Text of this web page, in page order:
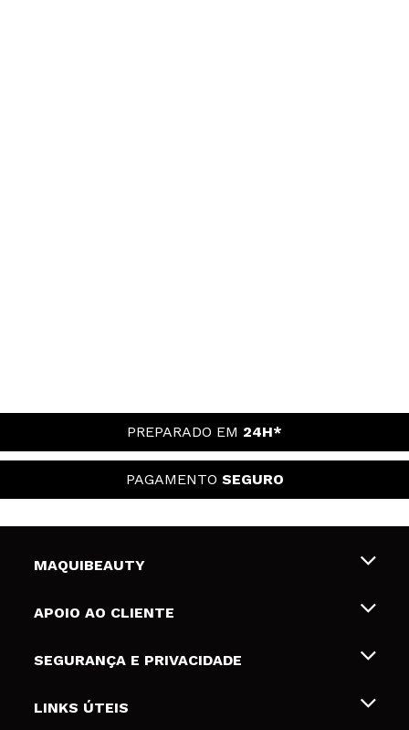
PREPARADO EM 24H*
PAGAMENTO SEGURO
MAQUIBEAUTY
Sobre nós
Gift Cards
APOIO AO CLIENTE
Envios e Devoluções
Formas de pagamento
SEGURANÇA E PRIVACIDADE
Termos e Privacidade
LINKS ÚTEIS